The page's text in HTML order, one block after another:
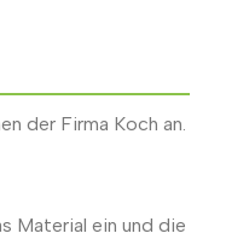
der Firma Koch an.
Material ein und die